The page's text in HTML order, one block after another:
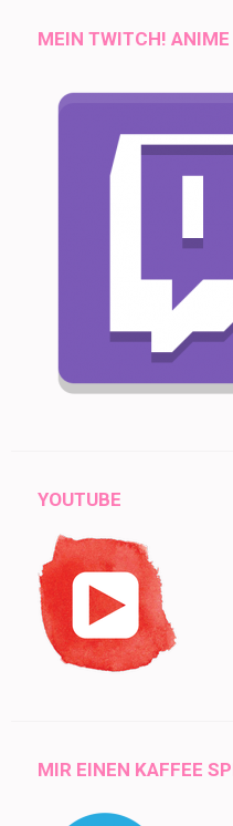
MEIN TWITCH!
YOUTUBE
MIR EINEN KAFFEE